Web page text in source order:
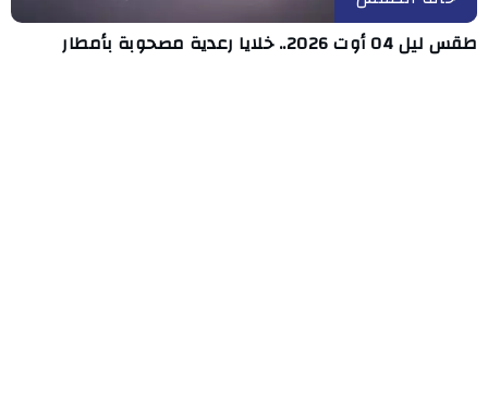
طقس ليل 04 أوت 2026.. خلايا رعدية مصحوبة بأمطار